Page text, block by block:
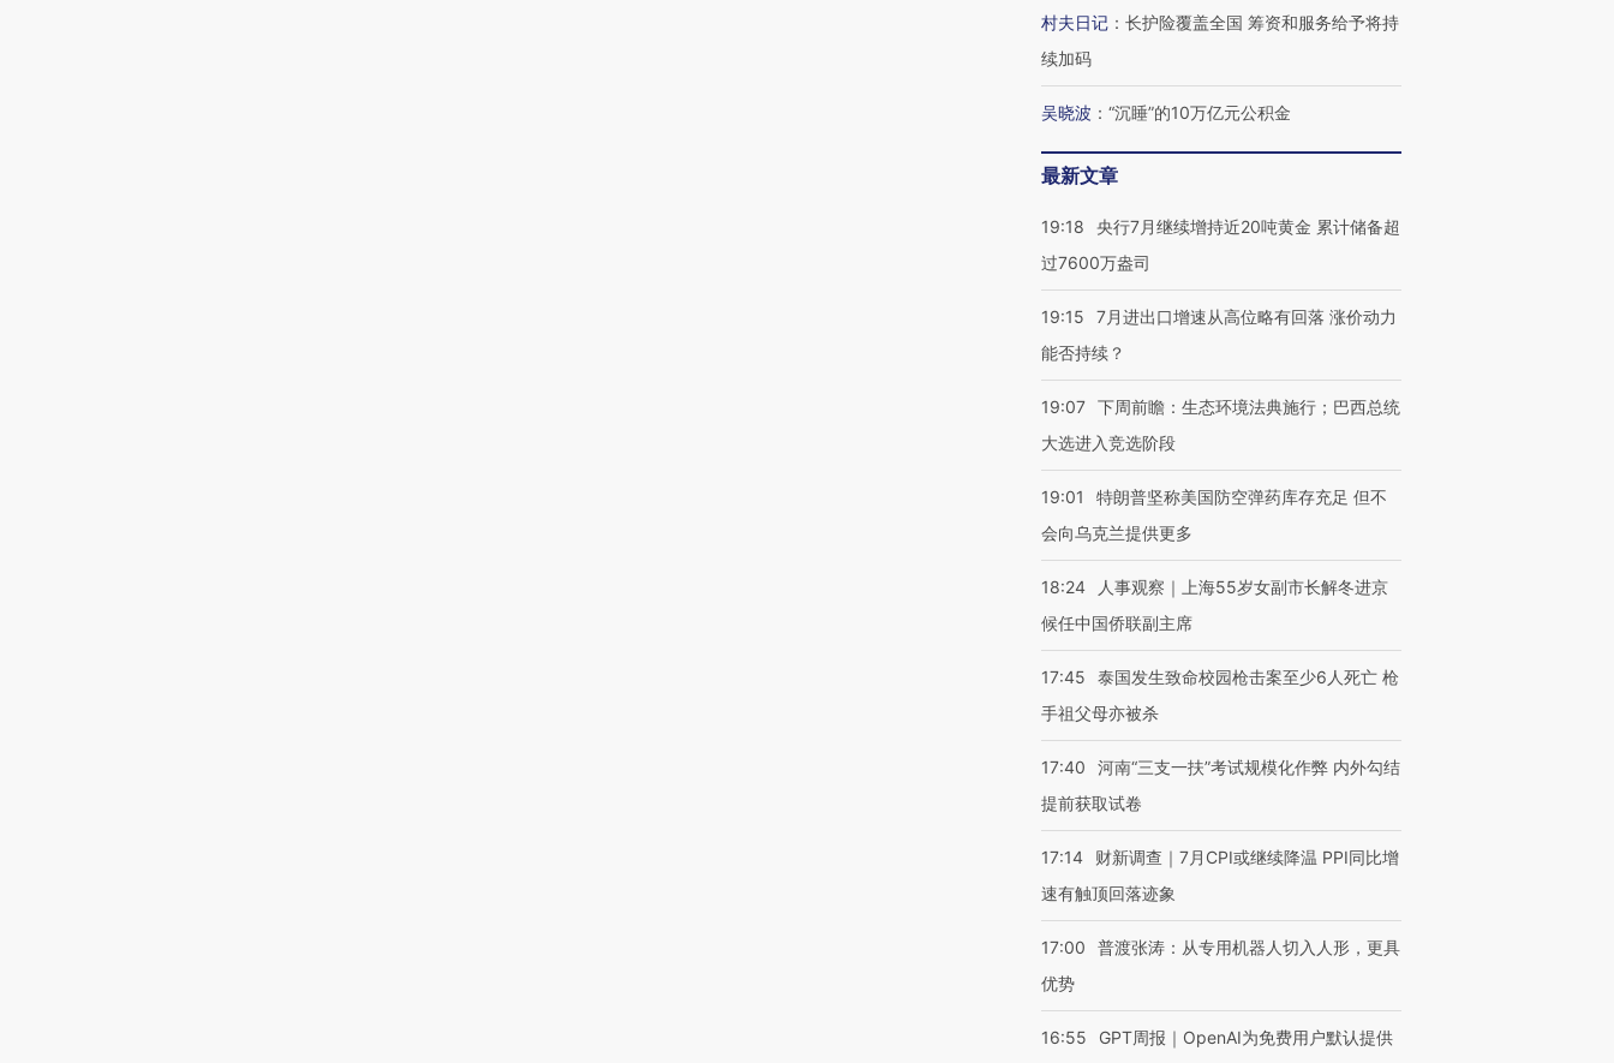
村夫日记 ： 长护险覆盖全国 筹资和服务给予将持
续加码
吴晓波 ： “沉睡”的10万亿元公积金
最新文章
19:18
央行7月继续增持近20吨黄金 累计储备超
过7600万盎司
19:15
7月进出口增速从高位略有回落 涨价动力
能否持续？
19:07 下周前瞻：生态环境法典施行；巴西总统
大选进入竞选阶段
19:01
特朗普坚称美国防空弹药库存充足 但不
会向乌克兰提供更多
18:24
人事观察｜上海55岁女副市长解冬进京
候任中国侨联副主席
17:45
泰国发生致命校园枪击案至少6人死亡 枪
手祖父母亦被杀
17:40
河南“三支一扶”考试规模化作弊 内外勾结
提前获取试卷
17:14
财新调查｜7月CPI或继续降温 PPI同比增
速有触顶回落迹象
17:00
普渡张涛：从专用机器人切入人形，更具
优势
16:55 GPT周报｜OpenAI为免费用户默认提供